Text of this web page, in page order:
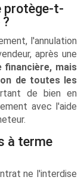
protège-t-
l'annulation
après une
financière, mais
de toutes les
de bien en
avec l'aide
à terme
ne l'interdise